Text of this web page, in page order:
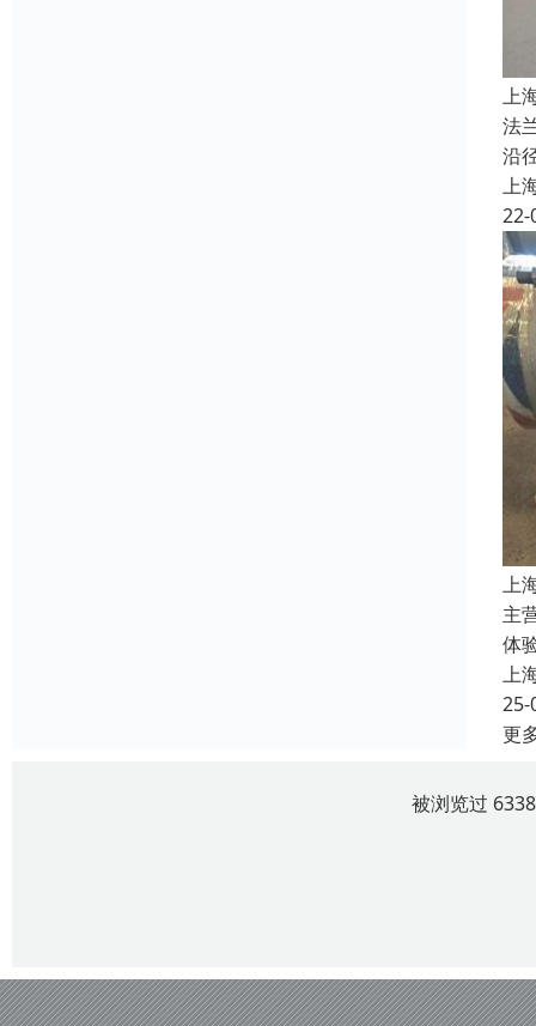
上
法
沿
上
22-
上
主
体
上
25-
更
被浏览过